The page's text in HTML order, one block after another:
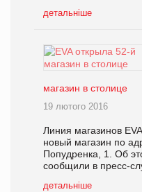
детальніше
магазин в столице
19 лютого 2016
Линия магазинов
новый магазин по
Попудренка, 1. Об
сообщили в пресс-
детальніше